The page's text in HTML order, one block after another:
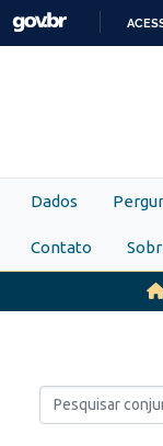
Skip to main content
Dados
Contato